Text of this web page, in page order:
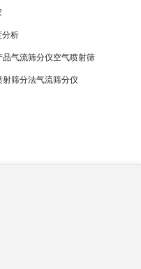
分析
气流筛分仪空气喷射筛
筛分法气流筛分仪